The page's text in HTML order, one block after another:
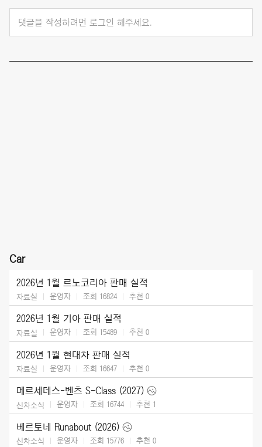
댓글을 작성하려면 로그인 해주세요.
Car
2026년 1월 르노코리아 판매 실적
자료실 운영자 조회 16824 추천 0
2026년 1월 기아 판매 실적
자료실 운영자 조회 15489 추천 0
2026년 1월 현대차 판매 실적
자료실 운영자 조회 16647 추천 0
메르세데스-벤츠 S-Class (2027)
신차소식 운영자 조회 16744 추천 1
베르토네 Runabout (2026)
신차소식 운영자 조회 15776 추천 0